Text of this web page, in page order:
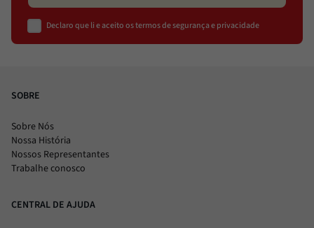
Declaro que li e aceito os termos de segurança e privacidade
SOBRE
Sobre Nós
Nossa História
Nossos Representantes
Trabalhe conosco
CENTRAL DE AJUDA